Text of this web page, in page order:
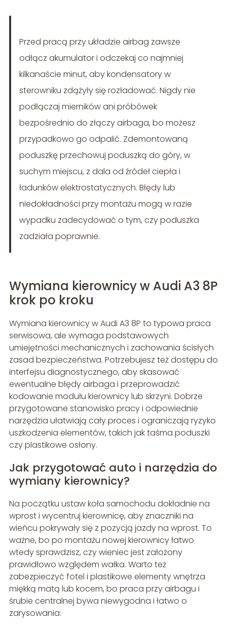
Przed pracą przy układzie airbag zawsze
odłącz akumulator i odczekaj co najmniej
kilkanaście minut, aby kondensatory w
sterowniku zdążyły się rozładować. Nigdy nie
podłączaj mierników ani próbówek
bezpośrednio do złączy airbaga, bo możesz
przypadkowo go odpalić. Zdemontowaną
poduszkę przechowuj poduszką do góry, w
suchym miejscu, z dala od źródeł ciepła i
ładunków elektrostatycznych. Błędy lub
niedokładności przy montażu mogą w razie
wypadku zadecydować o tym, czy poduszka
zadziała poprawnie.
Wymiana kierownicy w Audi A3 8P
krok po kroku
Wymiana kierownicy w Audi A3 8P to typowa praca
serwisowa, ale wymaga podstawowych
umiejętności mechanicznych i zachowania ścisłych
zasad bezpieczeństwa. Potrzebujesz też dostępu do
interfejsu diagnostycznego, aby skasować
ewentualne błędy airbaga i przeprowadzić
kodowanie modułu kierownicy lub skrzyni. Dobrze
przygotowane stanowisko pracy i odpowiednie
narzędzia ułatwiają cały proces i ograniczają ryzyko
uszkodzenia elementów, takich jak taśma poduszki
czy plastikowe osłony.
Jak przygotować auto i narzędzia do
wymiany kierownicy?
Na początku ustaw koła samochodu dokładnie na
wprost i wycentruj kierownicę, aby znaczniki na
wieńcu pokrywały się z pozycją jazdy na wprost. To
ważne, bo po montażu nowej kierownicy łatwo
wtedy sprawdzisz, czy wieniec jest założony
prawidłowo względem wałka. Warto też
zabezpieczyć fotel i plastikowe elementy wnętrza
miękką matą lub kocem, bo praca przy airbagu i
śrubie centralnej bywa niewygodna i łatwo o
zarysowania: